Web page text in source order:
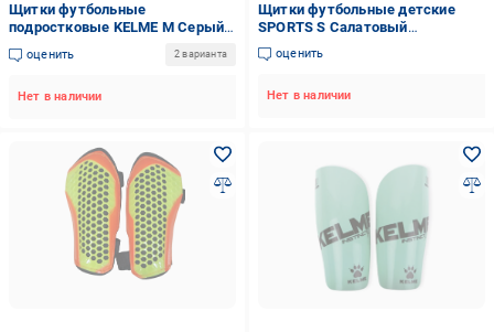
Щитки футбольные
подростковые KELME M Серый
(31773532)
оценить 2 варианта
Нет в наличии
Щитки футбольные детские
SPORTS S Салатовый
(31773480)
оценить
Нет в наличии